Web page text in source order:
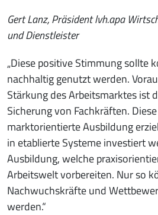
Gert Lanz, Präsident lvh.apa
und Dienstleister
„Diese positive Stimmung sollte
nachhaltig genutzt werden.
Stärkung des Arbeitsmarktes ist
Sicherung von Fachkräften.
marktorientierte Ausbildung
in etablierte Systeme investiert
Ausbildung, welche
Arbeitswelt vorbereiten. Nur so
Nachwuchskräfte und
werden.“